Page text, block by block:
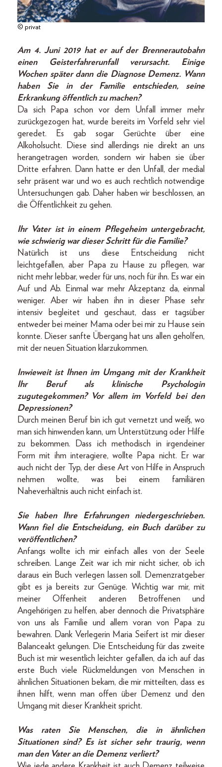
© privat
Am 4. Juni 2019 hat er auf der Brennerautobahn
einen Geisterfahrerunfall verursacht. Einige
Wochen später dann die Diagnose Demenz. Wann
haben Sie in der Familie entschieden, seine
Erkrankung öffentlich zu machen?
Da sich Papa schon vor dem Unfall immer mehr
zurückgezogen hat, wurde bereits im Vorfeld sehr viel
geredet. Es gab sogar Gerüchte über eine
Alkoholsucht. Diese sind allerdings nie direkt an uns
herangetragen worden, sondern wir haben sie über
Dritte erfahren. Dann hatte er den Unfall, der medial
sehr präsent war und wo es auch rechtlich notwendige
Untersuchungen gab. Daher haben wir beschlossen, an
die Öffentlichkeit zu gehen.
Ihr Vater ist in einem Pflegeheim untergebracht,
wie schwierig war dieser Schritt für die Familie?
Natürlich ist uns diese Entscheidung nicht
leichtgefallen, aber Papa zu Hause zu pflegen, war
nicht mehr lebbar, weder für uns, noch für ihn. Es war ein
Auf und Ab. Einmal war mehr Akzeptanz da, einmal
weniger. Aber wir haben ihn in dieser Phase sehr
intensiv begleitet und geschaut, dass er tagsüber
entweder bei meiner Mama oder bei mir zu Hause sein
konnte. Dieser sanfte Übergang hat uns allen geholfen,
mit der neuen Situation klarzukommen.
Inwieweit ist Ihnen im Umgang mit der Krankheit
Ihr Beruf als klinische Psychologin
zugutegekommen? Vor allem im Vorfeld bei den
Depressionen?
Durch meinen Beruf bin ich gut vernetzt und weiß, wo
man sich hinwenden kann, um Unterstützung oder Hilfe
zu bekommen. Dass ich methodisch in irgendeiner
Form mit ihm interagiere, wollte Papa nicht. Er war
auch nicht der Typ, der diese Art von Hilfe in Anspruch
nehmen wollte, was bei einem familiären
Naheverhältnis auch nicht einfach ist.
Sie haben Ihre Erfahrungen niedergeschrieben.
Wann fiel die Entscheidung, ein Buch darüber zu
veröffentlichen?
Anfangs wollte ich mir einfach alles von der Seele
schreiben. Lange Zeit war ich mir nicht sicher, ob ich
daraus ein Buch verlegen lassen soll. Demenzratgeber
gibt es ja bereits zur Genüge. Wichtig war mir, mit
meiner Offenheit anderen Betroffenen und
Angehörigen zu helfen, aber dennoch die Privatsphäre
von uns als Familie und allem voran von Papa zu
bewahren. Dank Verlegerin Maria Seifert ist mir dieser
Balanceakt gelungen. Die Entscheidung für das zweite
Buch ist mir wesentlich leichter gefallen, da ich auf das
erste Buch viele Rückmeldungen von Menschen in
ähnlichen Situationen bekam, die mir mitteilten, dass es
ihnen hilft, wenn man offen über Demenz und den
Umgang mit dieser Krankheit spricht.
Was raten Sie Menschen, die in ähnlichen
Situationen sind? Es ist sicher sehr traurig, wenn
man den Vater an die Demenz verliert?